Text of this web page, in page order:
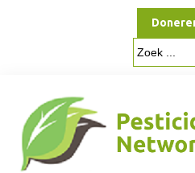
Zoek
naar: